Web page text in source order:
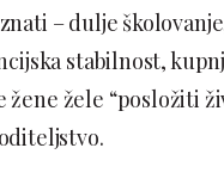
– dulje
stabilnost,
žene žele “posložiti